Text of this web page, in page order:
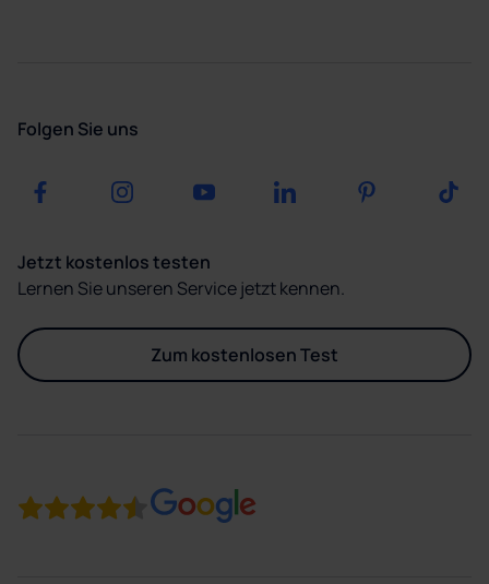
Folgen Sie uns
Jetzt kostenlos testen
Lernen Sie unseren Service jetzt kennen.
Zum kostenlosen Test